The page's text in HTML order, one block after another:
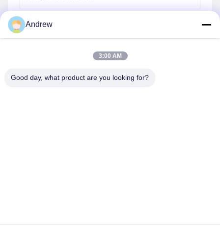
Στείλε
Andrew
3:00 AM
Good day, what product are you looking for?